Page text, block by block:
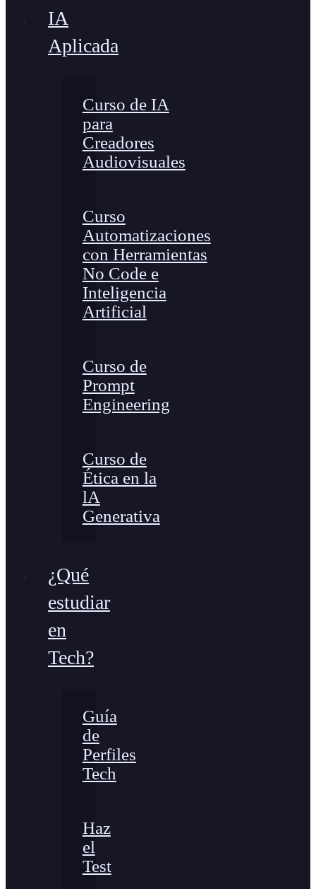
IA
Aplicada
Curso de IA
para
Creadores
Audiovisuales
Curso
Automatizaciones
con Herramientas
No Code e
Inteligencia
Artificial
Curso de
Prompt
Engineering
Curso de
Ética en la
lA
Generativa
¿Qué
estudiar
en
Tech?
Guía
de
Perfiles
Tech
Haz
el
Test